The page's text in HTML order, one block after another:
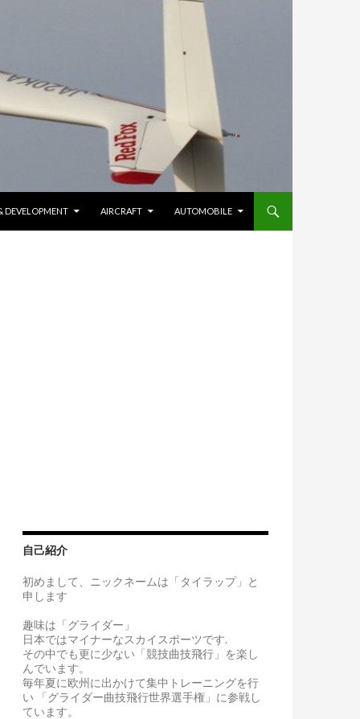
DEVELOPMENT AIRCRAFT AUTOMOBILE
【トレーニングキャンプ 最終日】
自己紹介
初めまして、ニックネームは「タイラップ」と
申します
趣味は「グライダー」
日本ではマイナーなスカイスポーツです.
その中でも更に少ない「競技曲技飛行」を楽し
んでいます。
毎年夏に欧州に出かけて集中トレーニングを行
い 「グライダー曲技飛行世界選手権」に参戦し
ています。